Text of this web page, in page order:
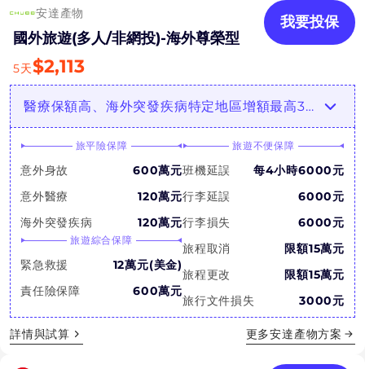
安達產物
國外旅遊(多人/非網投)-海外尊榮型
我要投保
5天$2,113
醫療保額高、海外突發疾病特定地區增額最高3倍！陸海空延誤都賠！
旅平險保障
意外身故
600萬元
意外醫療
120萬元
海外突發疾病
120萬元
旅遊綜合保障
緊急救援
12萬元(美金)
責任險保障
600萬元
旅遊不便保障
班機延誤
每4小時6000元
行李延誤
6000元
行李損失
6000元
旅程取消
限額15萬元
旅程更改
限額15萬元
旅行文件損失
3000元
詳情與試算 更多安達產物方案